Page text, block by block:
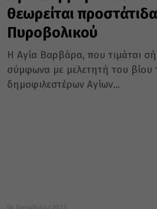
θεωρείται
Πυροβολικού
H Αγία Βαρβάρα, που τιμάται
σύμφωνα με μελετητή του βίου
δημοφιλεστέρων Aγίων...